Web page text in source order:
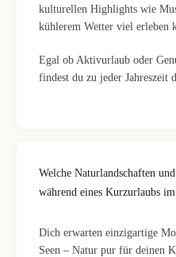
kulturellen Highlights wie
kühlerem Wetter viel erleben
Egal ob Aktivurlaub oder
findest du zu jeder Jahreszeit
Welche Naturlandschaften
während eines Kurzurlaubs
Dich erwarten einzigartige
Seen – Natur pur für deinen